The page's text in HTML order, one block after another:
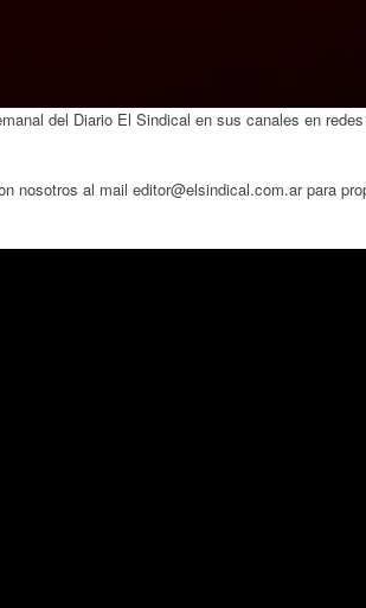
del Diario El Sindical en sus canales en
nosotros al mail editor@elsindical.com.ar para